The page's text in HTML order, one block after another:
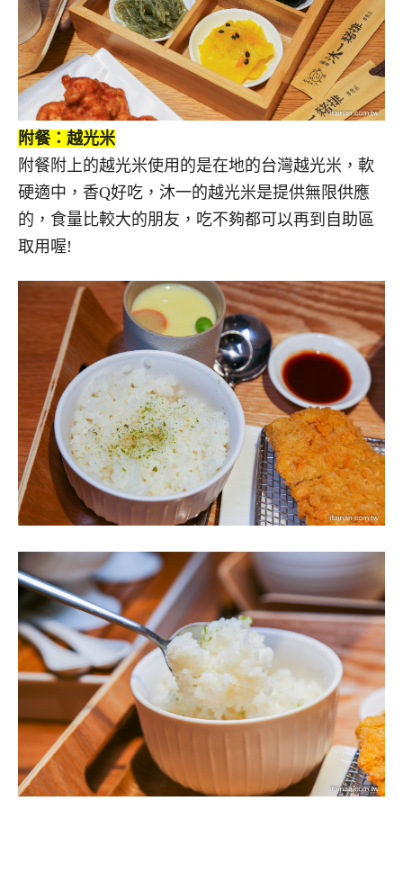
附餐：越光米
附餐附上的越光米使用的是在地的台灣越光米，軟
硬適中，香Q好吃，沐一的越光米是提供無限供應
的，食量比較大的朋友，吃不夠都可以再到自助區
取用喔!